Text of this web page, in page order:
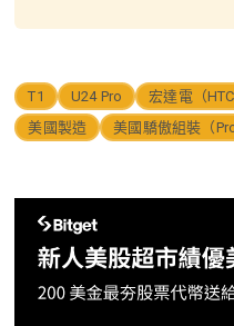
T1 U24 Pro 宏達電（HTC
美國製造
美國驕傲組裝（